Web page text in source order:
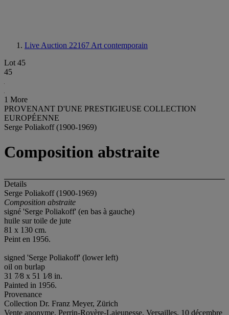
Live Auction 22167 Art contemporain
Lot 45
45
1 More
PROVENANT D'UNE PRESTIGIEUSE COLLECTION
EUROPÉENNE
Serge Poliakoff (1900-1969)
Composition abstraite
Details
Serge Poliakoff (1900-1969)
Composition abstraite
signé 'Serge Poliakoff' (en bas à gauche)
huile sur toile de jute
81 x 130 cm.
Peint en 1956.
signed 'Serge Poliakoff' (lower left)
oil on burlap
31 7⁄8 x 51 1⁄8 in.
Painted in 1956.
Provenance
Collection Dr. Franz Meyer, Zürich
Vente anonyme, Perrin-Royère-Lajeunesse, Versailles, 10 décembre